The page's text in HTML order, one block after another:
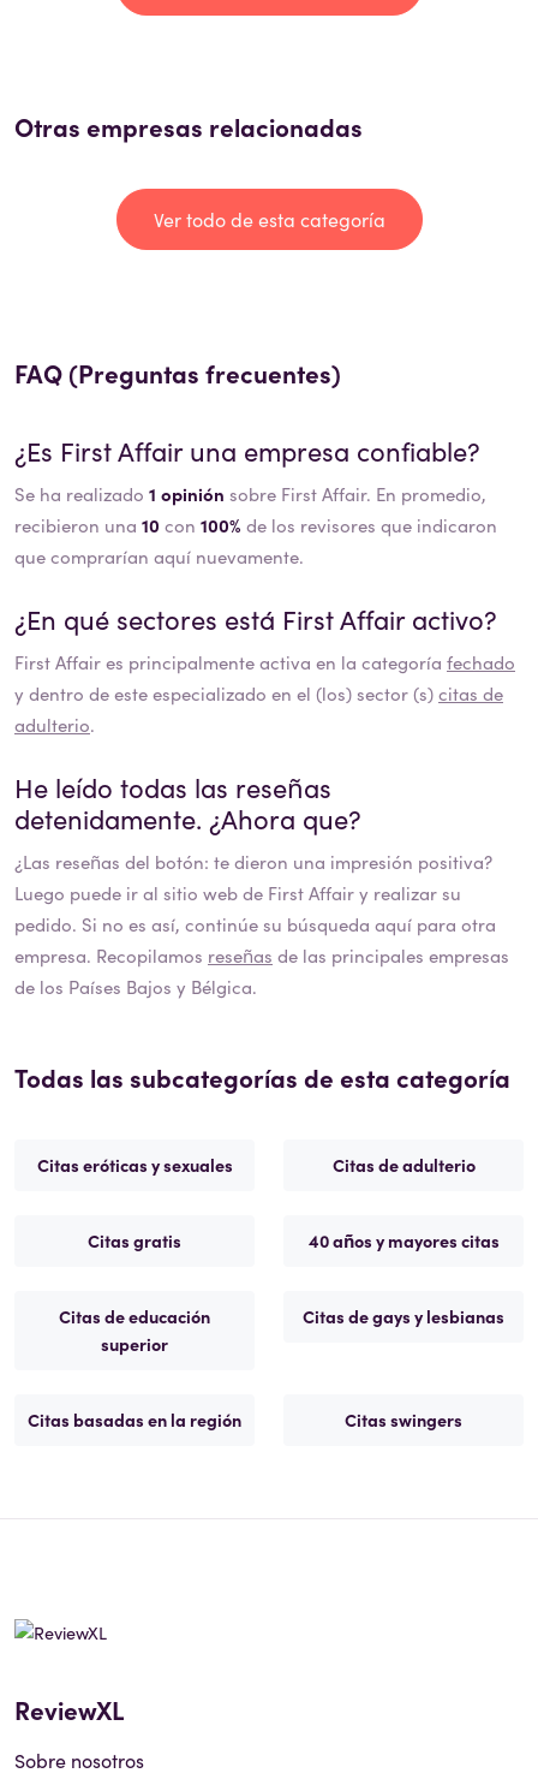
Otras empresas relacionadas
Ver todo de esta categoría
FAQ (Preguntas frecuentes)
¿Es First Affairuna empresa confiable?
Se ha realizado 1 opinión sobre First Affair. En promedio,
recibieron una 10 con 100% de los revisores que indicaron
que comprarían aquí nuevamente.
¿En qué sectores está First Affairactivo?
First Affaires principalmente activa en la categoría fechado
y dentro de este especializado en el (los) sector (s)citas de
adulterio.
He leído todas las reseñas
detenidamente. ¿Ahora que?
¿Las reseñas del botón: te dieron una impresión positiva?
Luego puede ir al sitio web de First Affairy realizar su
pedido. Si no es así, continúe su búsqueda aquí para otra
empresa. Recopilamos reseñas de las principales empresas
de los Países Bajos y Bélgica.
Todas las subcategorías de esta categoría
Citas eróticas y sexuales Citas de adulterio
Citas gratis 40 años y mayores citas
Citas de educación
superior
Citas de gays y lesbianas
Citas basadas en la región Citas swingers
ReviewXL
Sobre nosotros